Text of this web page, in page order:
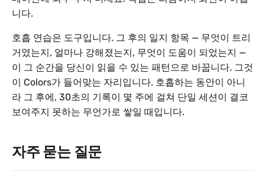
니다.
호흡 연습은 도구입니다. 그 후의 일지 항목 — 무엇이 트리
거였는지, 얼마나 강해졌는지, 무엇이 도움이 되었는지 —
이 그 순간을 당신이 읽을 수 있는 패턴으로 바꿉니다. 그것
이 Colors가 들어맞는 자리입니다. 호흡하는 동안이 아니
라 그 후에, 30초의 기록이 몇 주에 걸쳐 단일 세션이 결코
보여주지 못하는 무언가로 쌓일 때입니다.
자주 묻는 질문